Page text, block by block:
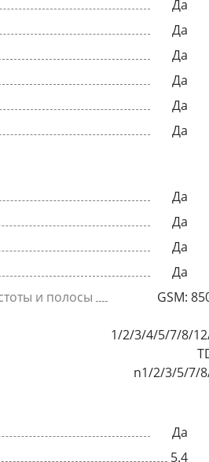
Да
Да
Да
Да
Да
Да
Да
Да
Да
Да
и полосы
GSM:
1/2/3/4/5/7/8/
n1/2/3/5/7/
Да
5.4